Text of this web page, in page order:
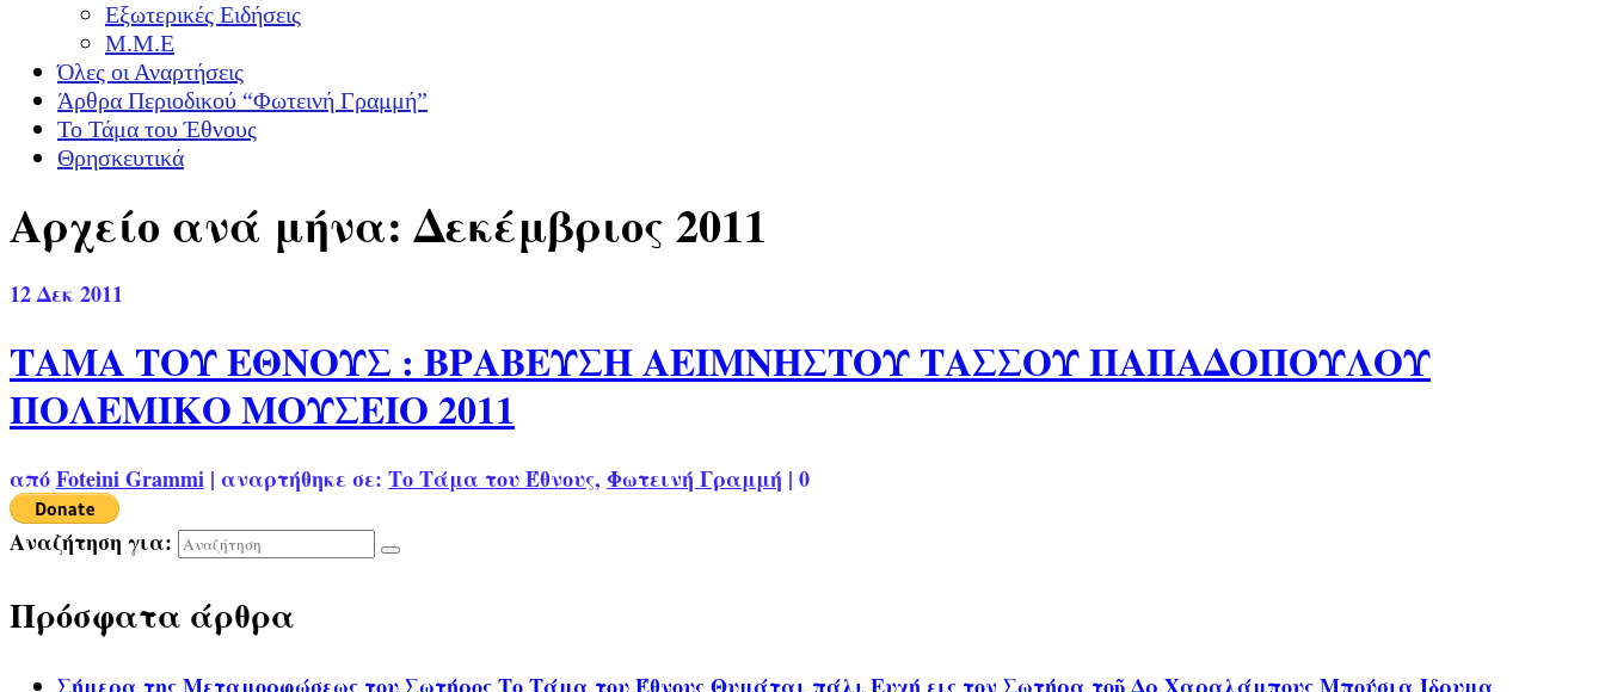
Εξωτερικές Ειδήσεις
Μ.Μ.Ε
Όλες οι Αναρτήσεις
Άρθρα Περιοδικού “Φωτεινή Γραμμή”
Το Τάμα του Έθνους
Θρησκευτικά
Αρχείο ανά μήνα: Δεκέμβριος 2011
12Δεκ 2011
ΤΑΜΑ ΤΟΥ ΕΘΝΟΥΣ : ΒΡΑΒΕΥΣΗ ΑΕΙΜΝΗΣΤΟΥ ΤΑΣΣΟΥ ΠΑΠΑΔΟΠΟΥΛΟΥ
ΠΟΛΕΜΙΚΟ ΜΟΥΣΕΙΟ 2011
απόFoteini Grammi | αναρτήθηκε σε: Το Τάμα του Έθνους, Φωτεινή Γραμμή | 0
Αναζήτηση για:
Πρόσφατα άρθρα